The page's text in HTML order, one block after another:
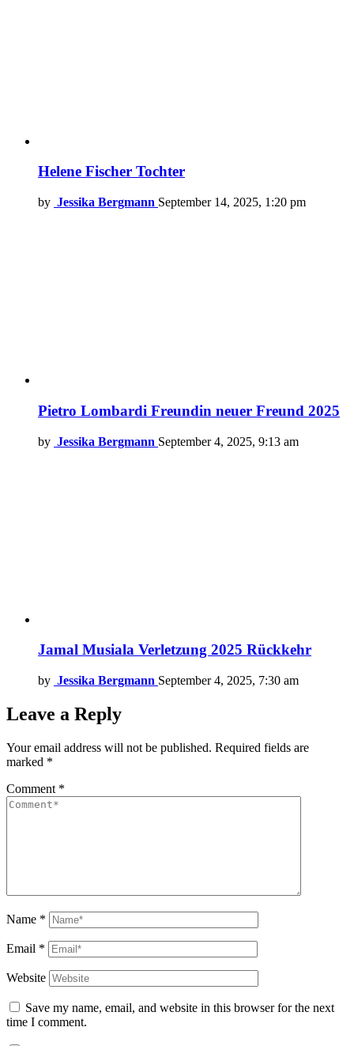
Helene Fischer Tochter
by Jessika Bergmann September 14, 2025, 1:20 pm
Pietro Lombardi Freundin neuer Freund 2025
by Jessika Bergmann September 4, 2025, 9:13 am
Jamal Musiala Verletzung 2025 Rückkehr
by Jessika Bergmann September 4, 2025, 7:30 am
Leave a Reply
Your email address will not be published. Required fields are
marked *
Comment *
Name *
Email *
Website
Save my name, email, and website in this browser for the next
time I comment.